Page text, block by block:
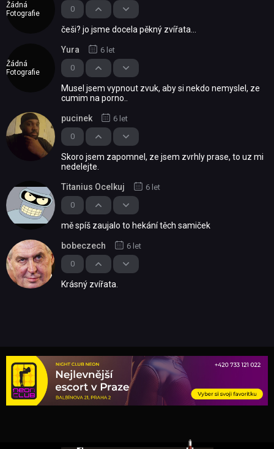
Žádná
Fotografie
0
češi? jo jsme docela pěkný zvířata...
Žádná
Fotografie
0
Yura 6 let
Musel jsem vypnout zvuk, aby si nekdo nemyslel, ze
cumim na porno..
0
pucinek 6 let
Skoro jsem zapomnel, ze jsem zvrhly prase, to uz mi
nedelejte.
0
Titanius Ocelkuj 6 let
mě spíš zaujalo to hekání těch samiček
0
bobeczech 6 let
Krásný zvířata.